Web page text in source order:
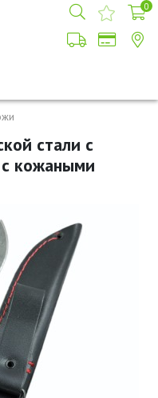
0
стали с
кожаными